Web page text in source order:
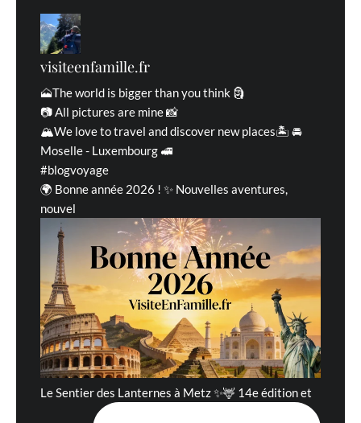
visiteenfamille.fr
🗻The world is bigger than you think 🗿
📷 All pictures are mine 📸
🏔We love to travel and discover new places🏝 🚘
Moselle - Luxembourg 🚅
#blogvoyage
🌍 Bonne année 2026 ! ✨ Nouvelles aventures,
nouvel
Le Sentier des Lanternes à Metz ✨🦌 14e édition et